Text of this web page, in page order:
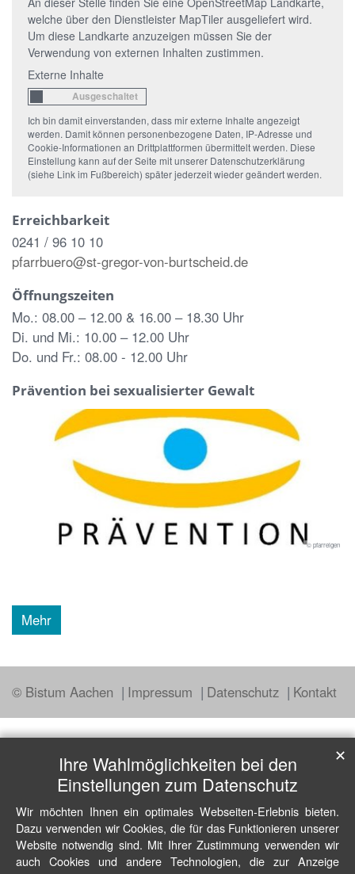
welche über den Dienstleister MapTiler ausgeliefert wird.
Um diese Landkarte anzuzeigen müssen Sie der
Verwendung von externen Inhalten zustimmen.
Externe Inhalte
Ich bin damit einverstanden, dass mir externe Inhalte angezeigt
werden. Damit können personenbezogene Daten, IP-Adresse und
Cookie-Informationen an Drittplattformen übermittelt werden. Diese
Einstellung kann auf der Seite mit unserer Datenschutzerklärung
(siehe Link im Fußbereich) später jederzeit wieder geändert werden.
Erreichbarkeit
0241 / 96 10 10
pfarrbuero@st-gregor-von-burtscheid.de
Öffnungszeiten
Mo.: 08.00 – 12.00 & 16.00 – 18.30 Uhr
Di. und Mi.: 10.00 – 12.00 Uhr
Do. und Fr.: 08.00 - 12.00 Uhr
Prävention bei sexualisierter Gewalt
© pfarreigen
Mehr
© Bistum Aachen Impressum Datenschutz Kontakt
Ihre Wahlmöglichkeiten bei den
Einstellungen zum Datenschutz
Wir möchten Ihnen ein optimales Webseiten-Erlebnis bieten.
Dazu verwenden wir Cookies, die für das Funktionieren unserer
Website notwendig sind. Mit Ihrer Zustimmung verwenden wir
auch Cookies und andere Technologien, die zur Anzeige
✕